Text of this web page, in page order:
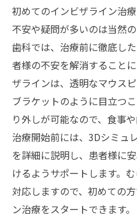
初めてのインビザライン治
不安や疑問が多いのは当然
歯科では、治療前に徹底し
者様の不安を解消すること
ザラインは、透明なマウス
ブラケットのように目立つ
り外しが可能なので、食事
治療開始前には、3Dシミュ
を詳細に説明し、患者様に
けるようサポートします。
対応しますので、初めての
ン治療をスタートできます。